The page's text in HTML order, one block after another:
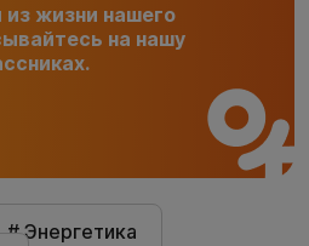
из жизни нашего
на нашу
# Энергетика